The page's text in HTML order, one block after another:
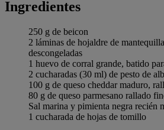
Ingredientes
250 g de beicon
2 láminas de hojaldre de
descongeladas
1 huevo de corral grande, batido
2 cucharadas (30 ml) de pesto de
100 g de queso cheddar maduro,
80 g de queso parmesano rallado
Sal marina y pimienta negra recién
1 cucharada de hojas de tomillo